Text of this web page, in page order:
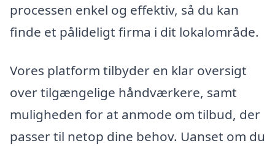
processen enkel og effektiv, så du kan
finde et pålideligt firma i dit lokalområde.
Vores platform tilbyder en klar oversigt
over tilgængelige håndværkere, samt
muligheden for at anmode om tilbud, der
passer til netop dine behov. Uanset om du